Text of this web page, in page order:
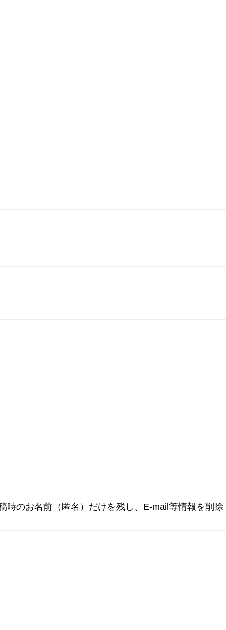
のお名前（匿名）だけを残し、E-mail等情報を削除